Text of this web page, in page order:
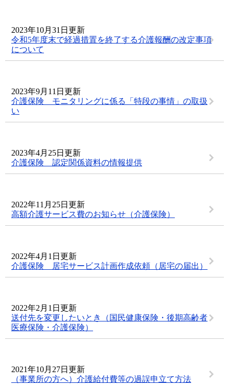
2023年10月31日更新
令和5年度末で経過措置を終了する介護報酬の改定事項
について
2023年9月11日更新
介護保険 モニタリングに係る「特段の事情」の取扱
い
2023年4月25日更新
介護保険 認定関係資料の情報提供
2022年11月25日更新
高額介護サービス費のお知らせ（介護保険）
2022年4月1日更新
介護保険 居宅サービス計画作成依頼（居宅の届出）
2022年2月1日更新
送付先を変更したいとき（国民健康保険・後期高齢者
医療保険・介護保険）
2021年10月27日更新
（事業所の方へ）介護給付費等の過誤申立て方法